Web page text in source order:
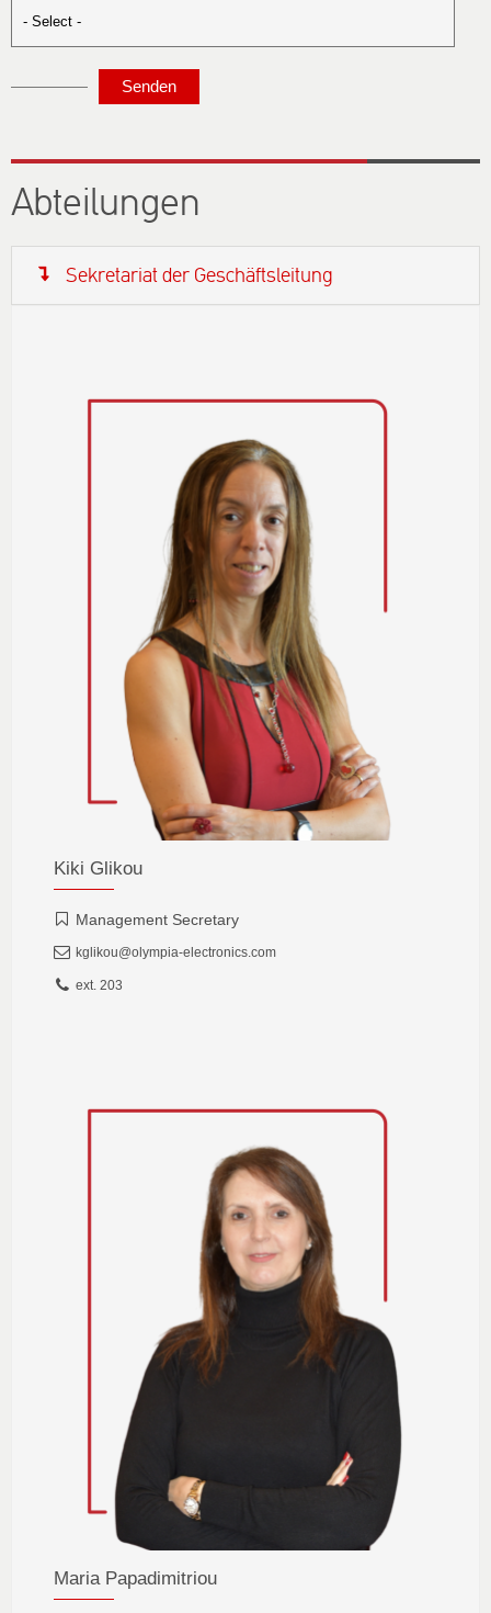
Abteilungen
Sekretariat der Geschäftsleitung
Kiki Glikou
Management Secretary
kglikou@olympia-electronics.com
ext. 203
Maria Papadimitriou